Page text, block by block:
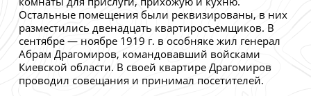
Остальные помещения были реквизированы, в них
разместились двенадцать квартиросъемщиков. В
сентябре — ноябре 1919 г. в особняке жил генерал
Абрам Драгомиров, командовавший войсками
Киевской области. В своей квартире Драгомиров
проводил совещания и принимал посетителей.